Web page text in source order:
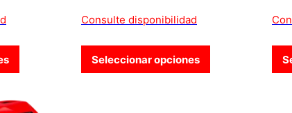
Consulte disponibilidad
Seleccionar opciones
elegir en la página de producto
variantes. Las opciones se pueden elegir en la